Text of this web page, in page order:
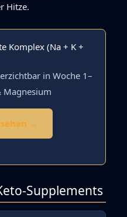
Hitze.
Komplex (Na + K +
in Woche 1–
Magnesium
→
Supplements